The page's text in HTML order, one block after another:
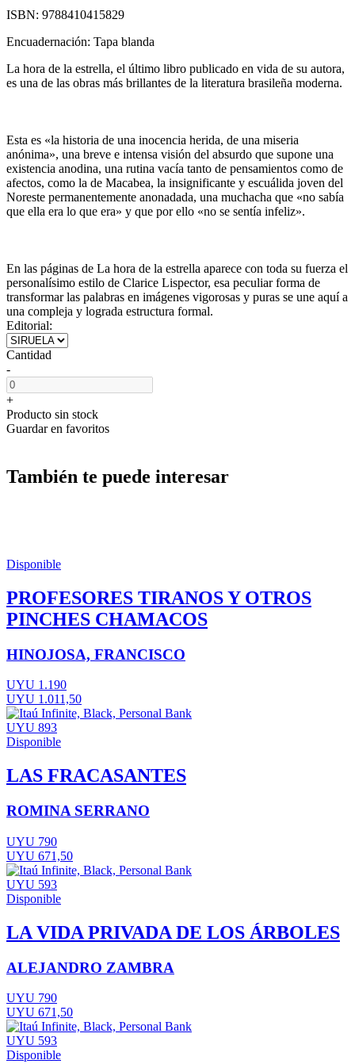
ISBN: 9788410415829
Encuadernación: Tapa blanda
La hora de la estrella, el último libro publicado en vida de su autora,
es una de las obras más brillantes de la literatura brasileña moderna.
Esta es «la historia de una inocencia herida, de una miseria
anónima», una breve e intensa visión del absurdo que supone una
existencia anodina, una rutina vacía tanto de pensamientos como de
afectos, como la de Macabea, la insignificante y escuálida joven del
Noreste permanentemente anonadada, una muchacha que «no sabía
que ella era lo que era» y que por ello «no se sentía infeliz».
En las páginas de La hora de la estrella aparece con toda su fuerza el
personalísimo estilo de Clarice Lispector, esa peculiar forma de
transformar las palabras en imágenes vigorosas y puras se une aquí a
una compleja y lograda estructura formal.
Editorial:
Cantidad
-
+
Producto sin stock
Guardar en favoritos
También te puede interesar
Disponible
PROFESORES TIRANOS Y OTROS
PINCHES CHAMACOS
HINOJOSA, FRANCISCO
UYU 1.190
UYU 1.011,50
UYU 893
Disponible
LAS FRACASANTES
ROMINA SERRANO
UYU 790
UYU 671,50
UYU 593
Disponible
LA VIDA PRIVADA DE LOS ÁRBOLES
ALEJANDRO ZAMBRA
UYU 790
UYU 671,50
UYU 593
Disponible